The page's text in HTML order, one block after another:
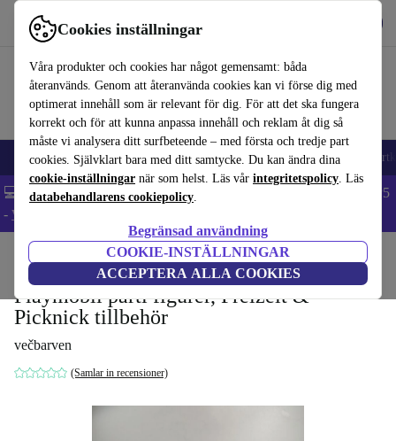
Cookies inställningar
Våra produkter och cookies har något gemensamt: båda
återanvänds. Genom att återanvända cookies kan vi förse dig med
optimerat innehåll som är relevant för dig. För att det ska fungera
korrekt och för att kunna anpassa innehåll och reklam åt dig så
måste vi analysera ditt surfbeteende – med första och tredje part
cookies. Självklart bara med ditt samtycke. Du kan ändra dina
cookie-inställningar när som helst. Läs vår integritetspolicy. Läs
databehandlarens cookiepolicy.
Begränsad användning
COOKIE-INSTÄLLNINGAR
ACCEPTERA ALLA COOKIES
Använd refurbed snabbt och enkelt
🎒 Back to school Mobiltelefoner Bärbara datorer Surfplattor
💻 Extra 5% rabatt på alla MacBooks och laptops - Code: LAPTOP5
- Villkor
Leksaker
Playmobil parti figurer, Freizeit &
Picknick tillbehör
večbarven
(Samlar in recensioner)